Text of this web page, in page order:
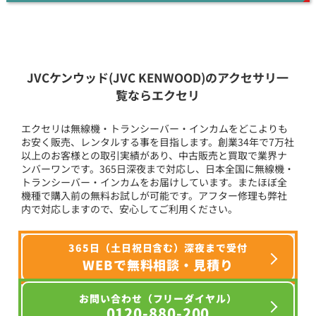
JVCケンウッド(JVC KENWOOD)のアクセサリ一
覧ならエクセリ
エクセリは無線機・トランシーバー・インカムをどこよりも
お安く販売、レンタルする事を目指します。創業34年で7万社
以上のお客様との取引実績があり、中古販売と買取で業界ナ
ンバーワンです。365日深夜まで対応し、日本全国に無線機・
トランシーバー・インカムをお届けしています。またほぼ全
機種で購入前の無料お試しが可能です。アフター修理も弊社
内で対応しますので、安心してご利用ください。
365日（土日祝日含む）深夜まで受付
WEBで無料相談・見積り
お問い合わせ（フリーダイヤル）